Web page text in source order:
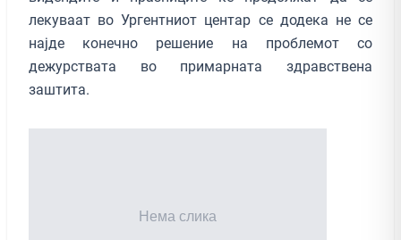
лекуваат во Ургентниот центар се додека не се
најде конечно решение на проблемот со
дежурствата во примарната здравствена
заштита.